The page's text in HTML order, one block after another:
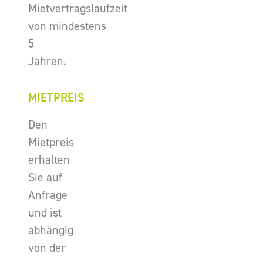
Mietvertragslaufzeit
von mindestens
5
Jahren.
MIETPREIS
Den
Mietpreis
erhalten
Sie auf
Anfrage
und ist
abhängig
von der